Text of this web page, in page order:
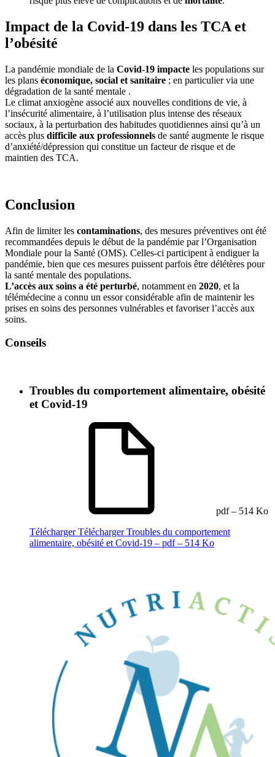
Impact de la Covid-19 dans les TCA et
l’obésité
La pandémie mondiale de la Covid-19 impacte les populations sur
les plans économique, social et sanitaire ; en particulier via une
dégradation de la santé mentale .
Le climat anxiogène associé aux nouvelles conditions de vie, à
l’insécurité alimentaire, à l’utilisation plus intense des réseaux
sociaux, à la perturbation des habitudes quotidiennes ainsi qu’à un
accès plus difficile aux professionnels de santé augmente le risque
d’anxiété/dépression qui constitue un facteur de risque et de
maintien des TCA.
Conclusion
Afin de limiter les contaminations, des mesures préventives ont été
recommandées depuis le début de la pandémie par l’Organisation
Mondiale pour la Santé (OMS). Celles-ci participent à endiguer la
pandémie, bien que ces mesures puissent parfois être délétères pour
la santé mentale des populations.
L’accès aux soins a été perturbé, notamment en 2020, et la
télémédecine a connu un essor considérable afin de maintenir les
prises en soins des personnes vulnérables et favoriser l’accès aux
soins.
Conseils
Troubles du comportement alimentaire, obésité
et Covid-19
pdf – 514 Ko
TéléchargerTélécharger Troubles du comportement
alimentaire, obésité et Covid-19 – pdf – 514 Ko